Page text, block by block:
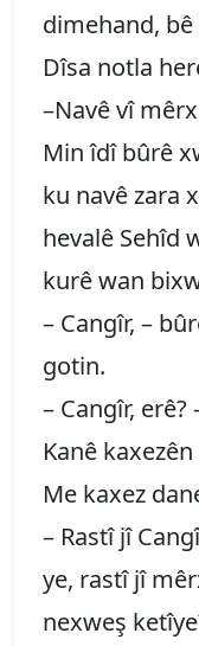
dimehand,
Dîsa notla
–Navê vî
Min îdî bûrê
ku navê zara
hevalê Sehîd
kurê wan
– Cangîr, –
gotin.
– Cangîr,
Kanê
Me kaxez
– Rastî jî
ye, rastî jî
nexweş